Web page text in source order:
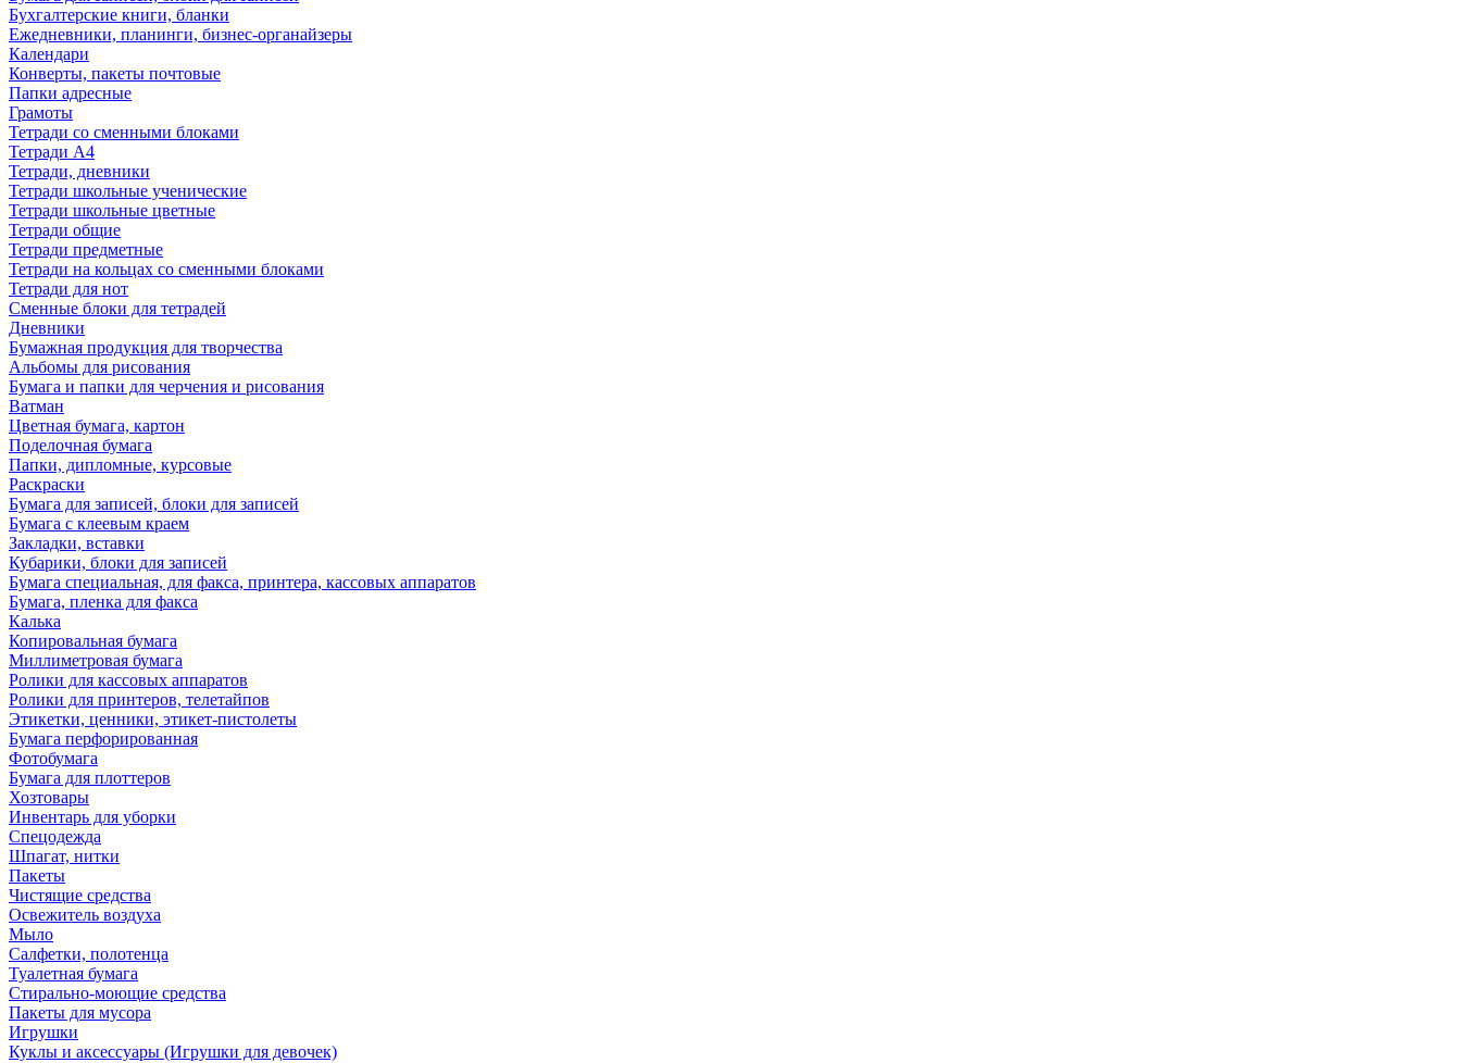
Бухгалтерские книги, бланки
Ежедневники, планинги, бизнес-органайзеры
Календари
Конверты, пакеты почтовые
Папки адресные
Грамоты
Тетради со сменными блоками
Тетради А4
Тетради, дневники
Тетради школьные ученические
Тетради школьные цветные
Тетради общие
Тетради предметные
Тетради на кольцах со сменными блоками
Тетради для нот
Сменные блоки для тетрадей
Дневники
Бумажная продукция для творчества
Альбомы для рисования
Бумага и папки для черчения и рисования
Ватман
Цветная бумага, картон
Поделочная бумага
Папки, дипломные, курсовые
Раскраски
Бумага для записей, блоки для записей
Бумага с клеевым краем
Закладки, вставки
Кубарики, блоки для записей
Бумага специальная, для факса, принтера, кассовых аппаратов
Бумага, пленка для факса
Калька
Копировальная бумага
Миллиметровая бумага
Ролики для кассовых аппаратов
Ролики для принтеров, телетайпов
Этикетки, ценники, этикет-пистолеты
Бумага перфорированная
Фотобумага
Бумага для плоттеров
Хозтовары
Инвентарь для уборки
Спецодежда
Шпагат, нитки
Пакеты
Чистящие средства
Освежитель воздуха
Мыло
Салфетки, полотенца
Туалетная бумага
Стирально-моющие средства
Пакеты для мусора
Игрушки
Куклы и аксессуары (Игрушки для девочек)